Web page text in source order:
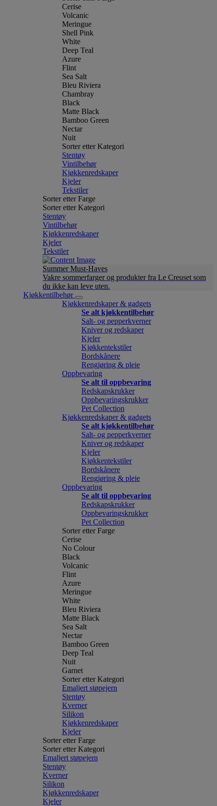
Cerise
Volcanic
Meringue
Shell Pink
White
Deep Teal
Azure
Flint
Sea Salt
Bleu Riviera
Chambray
Black
Matte Black
Bamboo Green
Nectar
Nuit
Sorter etter Kategori
Stentøy
Vintilbehør
Kjøkkenredskaper
Kjeler
Tekstiler
Sorter etter Farge
Sorter etter Kategori
Stentøy
Vintilbehør
Kjøkkenredskaper
Kjeler
Tekstiler
Summer Must-Haves
Vakre sommerfarger og produkter fra Le Creuset som
du ikke kan leve uten.
Kjøkkentilbehør
Kjøkkenredskaper & gadgets
Se alt kjøkkentilbehør
Salt- og pepperkverner
Kniver og redskaper
Kjeler
Kjøkkentekstiler
Bordskånere
Rengjøring & pleie
Oppbevaring
Se alt til oppbevaring
Redskapskrukker
Oppbevaringskrukker
Pet Collection
Kjøkkenredskaper & gadgets
Se alt kjøkkentilbehør
Salt- og pepperkverner
Kniver og redskaper
Kjeler
Kjøkkentekstiler
Bordskånere
Rengjøring & pleie
Oppbevaring
Se alt til oppbevaring
Redskapskrukker
Oppbevaringskrukker
Pet Collection
Sorter etter Farge
Cerise
No Colour
Black
Volcanic
Flint
Azure
Meringue
White
Bleu Riviera
Matte Black
Sea Salt
Nectar
Bamboo Green
Deep Teal
Nuit
Garnet
Sorter etter Kategori
Emaljert støpejern
Stentøy
Kverner
Silikon
Kjøkkenredskaper
Kjeler
Sorter etter Farge
Sorter etter Kategori
Emaljert støpejern
Stentøy
Kverner
Silikon
Kjøkkenredskaper
Kjeler